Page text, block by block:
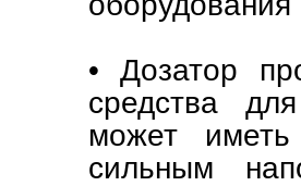
• Дозатор
средства
может
сильным